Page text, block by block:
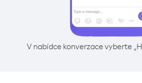
V nabídce konverzace vyberte